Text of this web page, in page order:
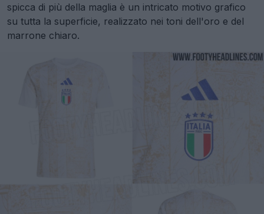
spicca di più della maglia è un intricato motivo grafico
su tutta la superficie, realizzato nei toni dell'oro e del
marrone chiaro.